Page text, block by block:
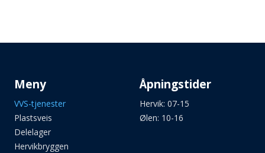
Åpningstider
Hervik: 07-15
Ølen: 10-16
Meny
VVS-tjenester
Plastsveis
Delelager
Hervikbryggen